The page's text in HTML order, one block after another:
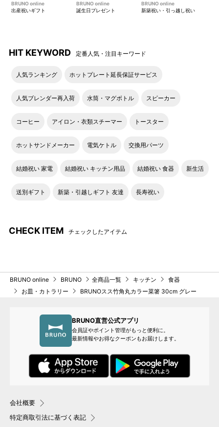
BRUNO online
出産祝いギフト
BRUNO online
誕生日プレゼント
BRUNO online
新築祝い・引っ越し祝い
HIT KEYWORD 定番人気・注目キーワード
人気ランキング ホットプレート延長保証サービス
人気ブレンダー再入荷 水筒・マグボトル スピーカー
コーヒー アイロン・衣類スチーマー トースター
ホットサンドメーカー 電気ケトル 交換用パーツ
結婚祝い 家電 結婚祝い キッチン用品 結婚祝い 食器 新生活
送別ギフト 新築・引越しギフト 友達 長寿祝い
CHECK ITEM チェックしたアイテム
BRUNO online BRUNO 全商品一覧 キッチン
食器
お皿・カトラリー
BRUNOスス竹角丸カラー菜箸 30cm グレー
BRUNO直営公式アプリ
会員証やポイント管理がもっと便利に。
最新情報やお得なクーポンもお届けします。
会社概要
特定商取引法に基づく表記